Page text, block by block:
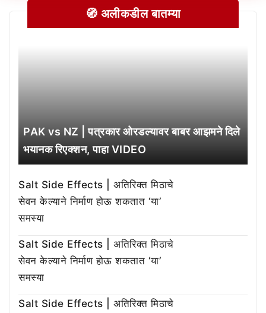
🧭 अलीकडील बातम्या
PAK vs NZ | पत्रकार ओरडल्यावर बाबर आझमने दिले
भयानक रिएक्शन, पाहा VIDEO
Salt Side Effects | अतिरिक्त मिठाचे
सेवन केल्याने निर्माण होऊ शकतात ‘या’
समस्या
Salt Side Effects | अतिरिक्त मिठाचे
सेवन केल्याने निर्माण होऊ शकतात ‘या’
समस्या
Salt Side Effects | अतिरिक्त मिठाचे